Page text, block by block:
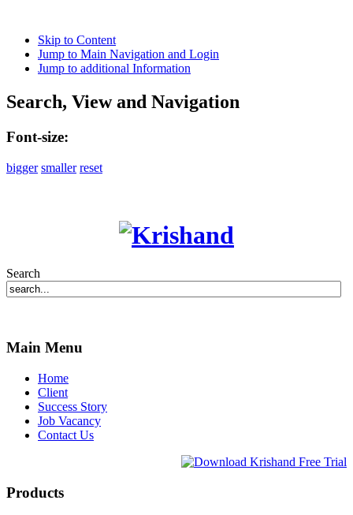
Skip to Content
Jump to Main Navigation and Login
Jump to additional Information
Search, View and Navigation
Font-size:
bigger smaller reset
Search
Main Menu
Home
Client
Success Story
Job Vacancy
Contact Us
Products